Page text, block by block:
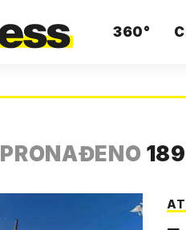
360°
PRONAĐENO